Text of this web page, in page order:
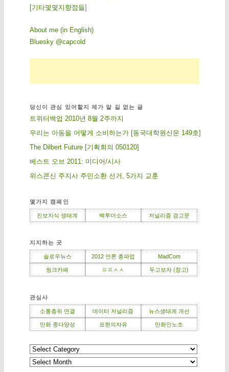
[기 타몇 몇 지 향점 들]
About me (in English)
Bluesky @capcold
당신이 관심 있어할지 제가 알 길 없는 글
트위터백업 2010년 8월 2주까지
우리는 아동을 어떻게 소비하는가 [동국대학원신문 149호]
The Dilbert Future [기획회의 050120]
베스트 오브 2011: 미디어/시사
위스콘신 주지사 주민소환 선거, 5가지 교훈
몇가지 캠페인
진보지식 생태계 백투더소스 저널리즘 경고문
지지하는 곳
슬로우뉴스 2012 언론 총파업 MadCom
씽크카페 ㅍㅍㅅㅅ 두고보자 (창고)
관심사
소통층위 연결 데이터 저널리즘 뉴스생태계 개선
만화 종다양성 표현의자유 만화인노조